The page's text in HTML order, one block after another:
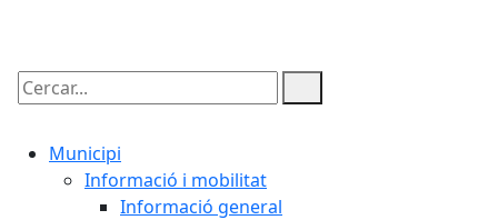
Cercar:
Municipi
Informació i mobilitat
Informació general